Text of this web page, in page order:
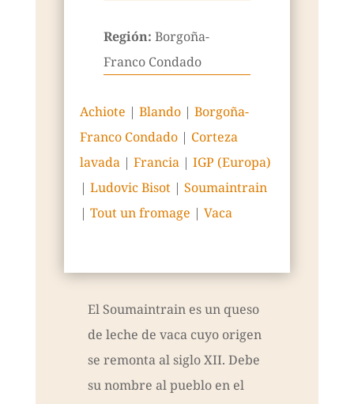
Región: Borgoña-
Franco Condado
Achiote | Blando| Borgoña-
Franco Condado| Corteza
lavada| Francia| IGP (Europa)
| Ludovic Bisot| Soumaintrain
| Tout un fromage | Vaca
El Soumaintrain es un queso
de leche de vaca cuyo origen
se remonta al siglo XII. Debe
su nombre al pueblo en el